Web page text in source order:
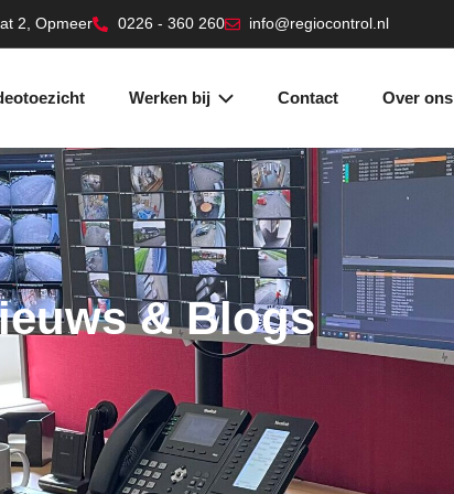
2, Opmeer 0226 - 360 260 info@regiocontrol.nl
Werken bij Contact Over ons
& Blogs